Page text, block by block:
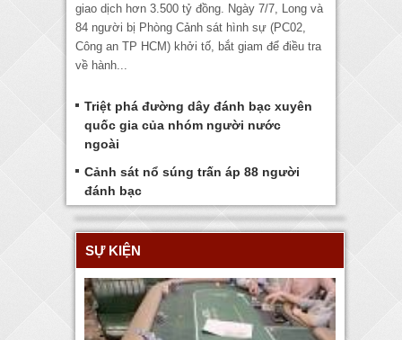
giao dịch hơn 3.500 tỷ đồng. Ngày 7/7, Long và
84 người bị Phòng Cảnh sát hình sự (PC02,
Công an TP HCM) khởi tố, bắt giam để điều tra
về hành...
Triệt phá đường dây đánh bạc xuyên
quốc gia của nhóm người nước
ngoài
Cảnh sát nổ súng trấn áp 88 người
đánh bạc
SỰ KIỆN